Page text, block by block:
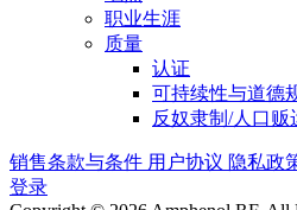
职业生涯
质量
认证
可持续性与道德
反奴隶制/人口贩
销售条款与条件 用户协议 隐私政
登录